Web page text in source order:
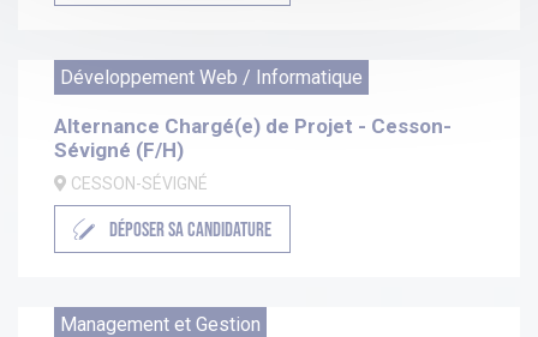
Développement Web / Informatique
Alternance Chargé(e) de Projet - Cesson-
Sévigné (F/H)
CESSON-SÉVIGNÉ
DÉPOSER SA CANDIDATURE
Management et Gestion